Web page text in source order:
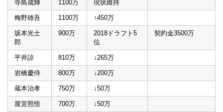
寺島成輝 1100万 現状維持
梅野雄吾 1100万 ↑450万
坂本光士
郎
900万
2018ドラフト5
位
契約金3500万
平井諒 810万 ↓265万
岩橋慶侍 800万 ↓200万
蔵本治孝 750万 ↓50万
屋宜照悟 700万 ↓50万